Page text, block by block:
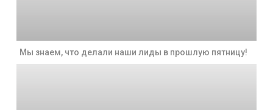
Мы знаем, что делали наши лиды в прошлую пятницу!